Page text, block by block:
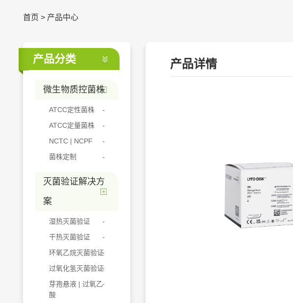
首页 > 产品中心
产品分类
微生物质控菌株
ATCC定性菌株
ATCC定量菌株
NCTC | NCPF
菌株定制
灭菌验证解决方
案
湿热灭菌验证
干热灭菌验证
环氧乙烷灭菌验证
过氧化氢灭菌验证
芽孢悬液 | 过氧乙
酸
产品详情